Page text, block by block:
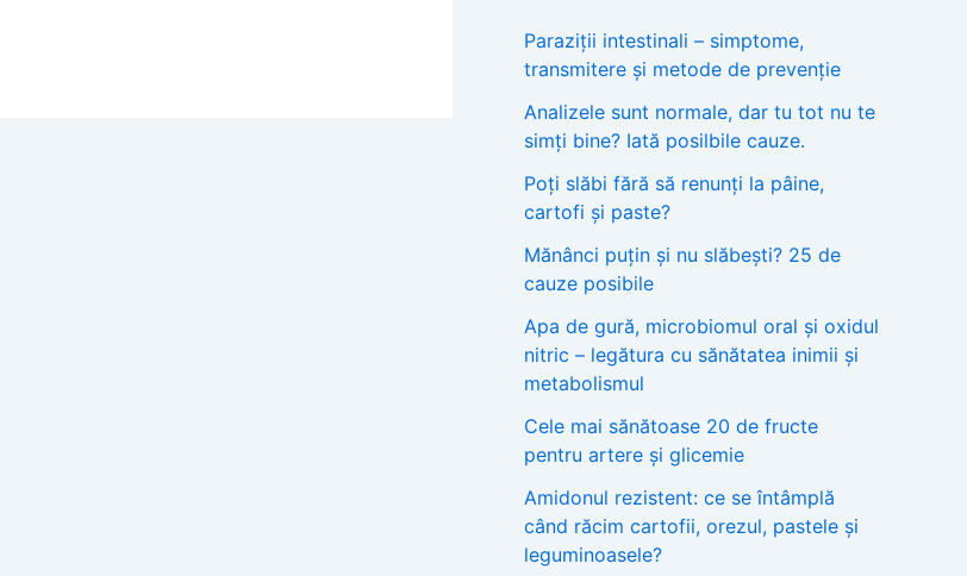
Paraziții intestinali – simptome,
transmitere și metode de prevenție
Analizele sunt normale, dar tu tot nu te
simți bine? Iată posilbile cauze.
Poți slăbi fără să renunți la pâine,
cartofi și paste?
Mănânci puțin și nu slăbești? 25 de
cauze posibile
Apa de gură, microbiomul oral și oxidul
nitric – legătura cu sănătatea inimii și
metabolismul
Cele mai sănătoase 20 de fructe
pentru artere și glicemie
Amidonul rezistent: ce se întâmplă
când răcim cartofii, orezul, pastele și
leguminoasele?